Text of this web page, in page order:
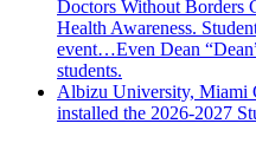
Doctors Without Borders
Health Awareness.
event…Even Dean
students.
Albizu University, Miami
installed the 2026-2027